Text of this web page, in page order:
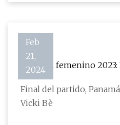
Feb
21,
2024
Mundial femenino 2023:
Final del partido, Panamá 3,
Vicki Bè